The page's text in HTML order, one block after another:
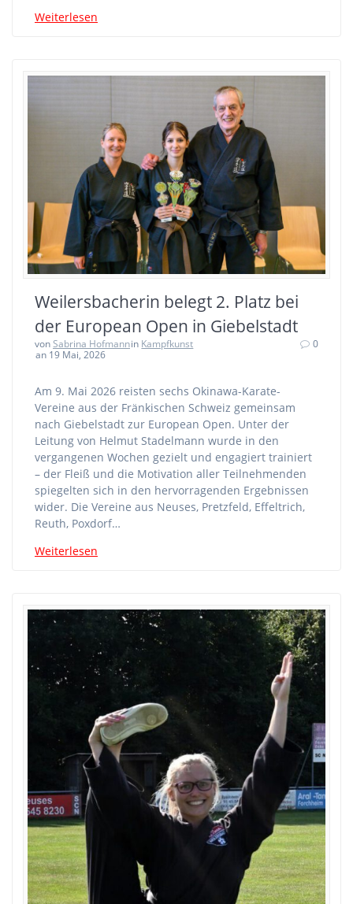
Weiterlesen
Weilersbacherin belegt 2. Platz bei
der European Open in Giebelstadt
vonSabrina Hofmannin Kampfkunst
an 19 Mai, 2026
0
Am 9. Mai 2026 reisten sechs Okinawa-Karate-
Vereine aus der Fränkischen Schweiz gemeinsam
nach Giebelstadt zur European Open. Unter der
Leitung von Helmut Stadelmann wurde in den
vergangenen Wochen gezielt und engagiert trainiert
– der Fleiß und die Motivation aller Teilnehmenden
spiegelten sich in den hervorragenden Ergebnissen
wider. Die Vereine aus Neuses, Pretzfeld, Effeltrich,
Reuth, Poxdorf…
Weiterlesen